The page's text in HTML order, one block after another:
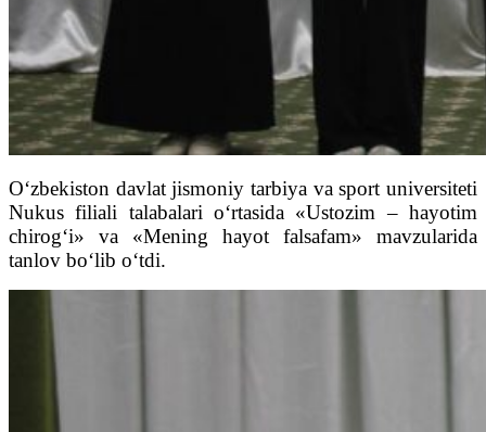
O‘zbekiston davlat jismoniy tarbiya va sport universiteti
Nukus filiali talabalari o‘rtasida «Ustozim – hayotim
chirog‘i» va «Mening hayot falsafam» mavzularida
tanlov bo‘lib o‘tdi.